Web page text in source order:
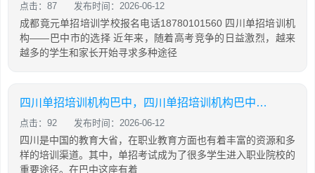
点击：87 发布时间：2026-06-12
成都竟元单招培训学校报名电话18780101560 四川单招培训机
构——巴中市的选择 近年来，随着高考竞争的日益激烈，越来
越多的学生和家长开始寻求多种途径
四川单招培训机构巴中，四川单招培训机构巴中有几家
点击：92 发布时间：2026-06-12
四川是中国的教育大省，在职业教育方面也有着丰富的资源和多
样的培训渠道。其中，单招考试成为了很多学生进入职业院校的
重要途径。在巴中这座有着